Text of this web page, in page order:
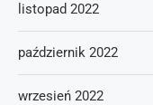
listopad 2022
październik 2022
wrzesień 2022